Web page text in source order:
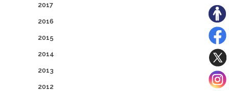
2017
2016
2015
2014
2013
2012